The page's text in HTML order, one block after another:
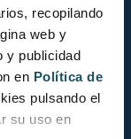
recopilando
web y
y publicidad
en Política de
pulsando el
su uso en